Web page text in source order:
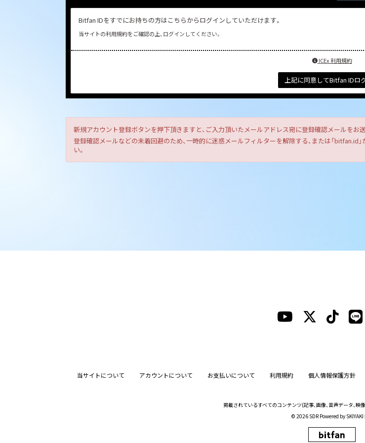
Bitfan IDをすでにお持ちの方はこちらからログインしていただけます。
当サイトの利用規約をご確認の上、ログインしてください。
ICEx 利用規約
上記に同意してBitfan IDロ
新規アカウント登録ボタンを押下頂きますと、ご入力頂いたメールアドレス宛に登録確認メールをお
登録確認メールなどの未着回避のため、一時的に迷惑メールフィルターを解除する、または「
い。
当サイトについて アカウントについて お支払いについて 利用規約 個人情報保護方針
掲載されているすべてのコンテンツ(記事、画像、音声データ、
© 2026 SDR Powered by